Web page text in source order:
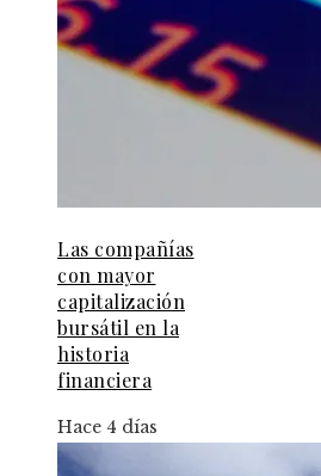
Las compañías
con mayor
capitalización
bursátil en la
historia
financiera
Hace 4 días